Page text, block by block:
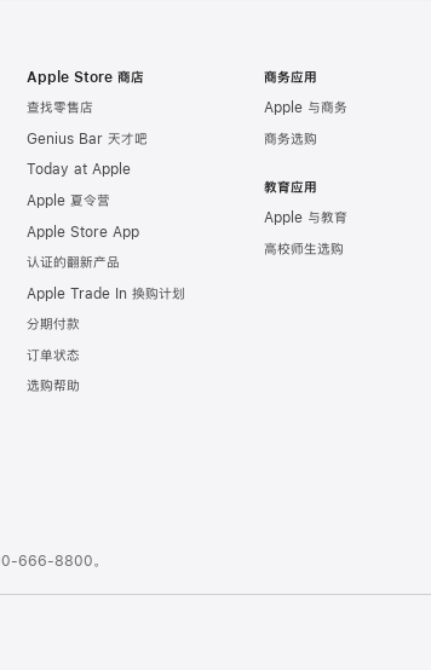
Apple Store 商店
查找零售店
Genius Bar 天才吧
Today at Apple
Apple 夏令营
Apple Store App
认证的翻新产品
Apple Trade In 换购计划
分期付款
订单状态
选购帮助
商务应用
Apple 与商务
商务选购
教育应用
Apple 与教育
高校师生选购
666-8800。